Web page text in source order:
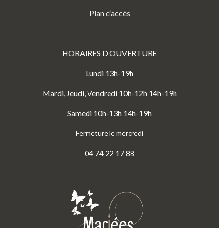
Plan d’accès
HORAIRES D’OUVERTURE
Lundi 13h-19h
Mardi, Jeudi, Vendredi 10h-12h 14h-19h
Samedi 10h-13h 14h-19h
Fermeture le mercredi
04 74 22 17 88